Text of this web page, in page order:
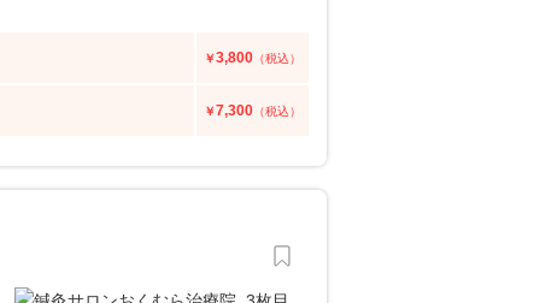
￥3,800 （税込）
￥7,300 （税込）